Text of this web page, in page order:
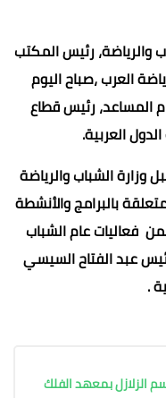
والرياضة، رئيس المكتب
العرب ،صباح اليوم
المساعد، رئيس قطاع
العربية.
وزارة الشباب والرياضة
بالبرامج والأنشطة
فعاليات عام الشباب
الرئيس عبد الفتاح السيسي
.
الزلازل بمعهد الفلك